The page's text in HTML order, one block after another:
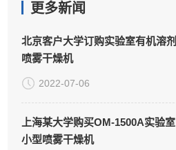
更多新闻
北京客户大学订购实验室有机溶剂
喷雾干燥机
2022-07-06
上海某大学购买OM-1500A实验室
小型喷雾干燥机